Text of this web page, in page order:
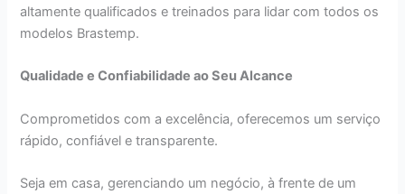
altamente qualificados e treinados para lidar com todos os
modelos Brastemp.
Qualidade e Confiabilidade ao Seu Alcance
Comprometidos com a excelência, oferecemos um serviço
rápido, confiável e transparente.
Seja em casa, gerenciando um negócio, à frente de um